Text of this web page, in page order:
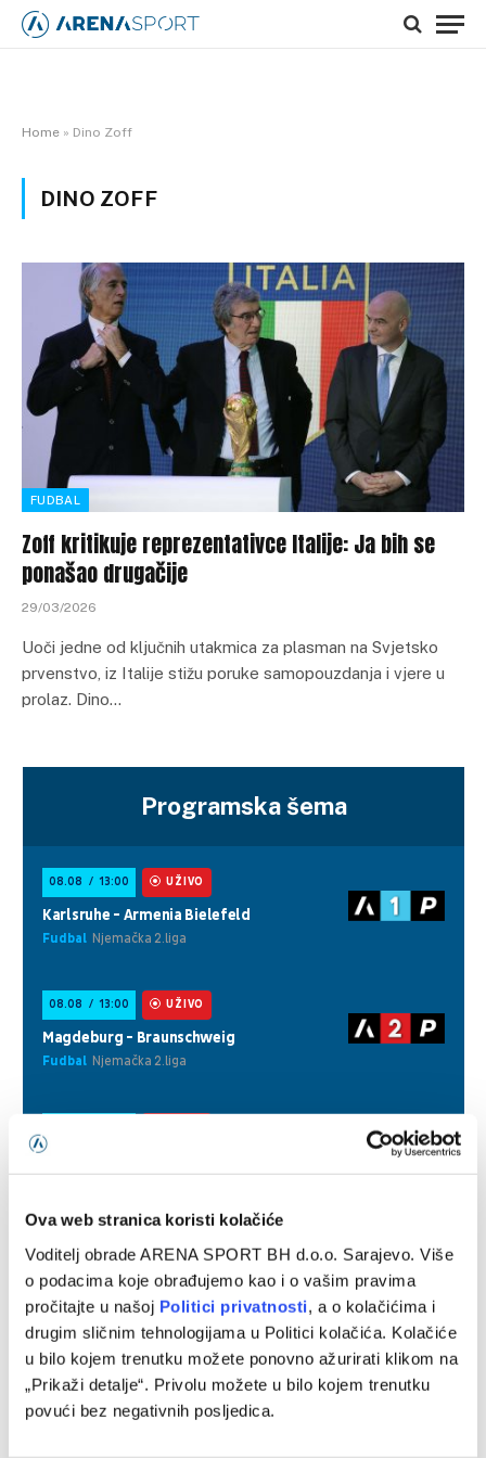
Ova web stranica koristi kolačiće
Voditelj obrade ARENA SPORT BH d.o.o. Sarajevo. Više
o podacima koje obrađujemo kao i o vašim pravima
pročitajte u našoj Politici privatnosti, a o kolačićima i
drugim sličnim tehnologijama u Politici kolačića. Kolačiće
u bilo kojem trenutku možete ponovno ažurirati klikom na
„Prikaži detalje“. Privolu možete u bilo kojem trenutku
povući bez negativnih posljedica.
Home » Dino Zoff
DINO ZOFF
FUDBAL
Zoff kritikuje reprezentativce Italije: Ja bih se
ponašao drugačije
29/03/2026
Uoči jedne od ključnih utakmica za plasman na Svjetsko
prvenstvo, iz Italije stižu poruke samopouzdanja i vjere u
prolaz. Dino…
Programska šema